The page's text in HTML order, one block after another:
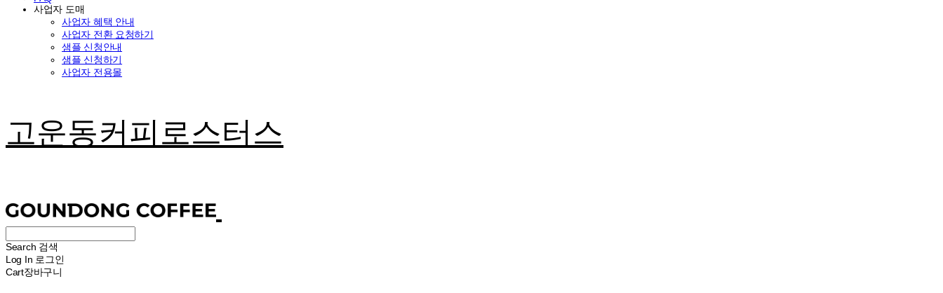
사업자 도매
사업자 혜택 안내
사업자 전환 요청하기
샘플 신청안내
샘플 신청하기
사업자 전용몰
고운동커피로스터스
Search 검색
Log In 로그인
Cart장바구니